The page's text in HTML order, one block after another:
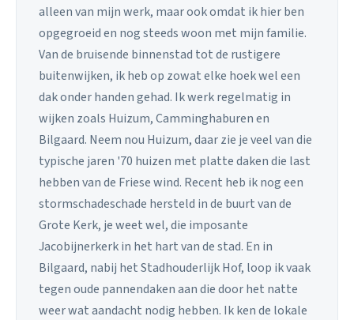
alleen van mijn werk, maar ook omdat ik hier ben
opgegroeid en nog steeds woon met mijn familie.
Van de bruisende binnenstad tot de rustigere
buitenwijken, ik heb op zowat elke hoek wel een
dak onder handen gehad. Ik werk regelmatig in
wijken zoals Huizum, Camminghaburen en
Bilgaard. Neem nou Huizum, daar zie je veel van die
typische jaren '70 huizen met platte daken die last
hebben van de Friese wind. Recent heb ik nog een
stormschadeschade hersteld in de buurt van de
Grote Kerk, je weet wel, die imposante
Jacobijnerkerk in het hart van de stad. En in
Bilgaard, nabij het Stadhouderlijk Hof, loop ik vaak
tegen oude pannendaken aan die door het natte
weer wat aandacht nodig hebben. Ik ken de lokale